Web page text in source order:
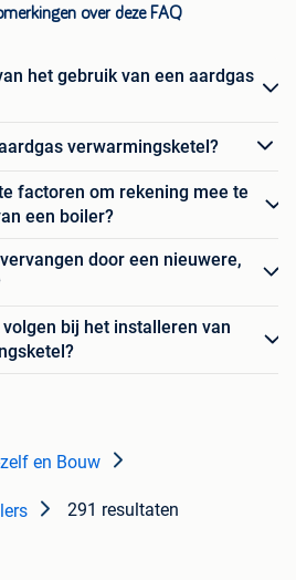
over deze FAQ
het gebruik van een aardgas
verwarmingsketel?
factoren om rekening mee te
een boiler?
door een nieuwere,
bij het installeren van
en Bouw
291 resultaten